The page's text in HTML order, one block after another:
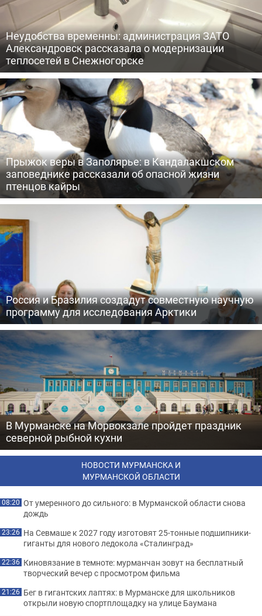
Неудобства временны: администрация ЗАТО
Александровск рассказала о модернизации
теплосетей в Снежногорске
Прыжок веры в Заполярье: в Кандалакшском
заповеднике рассказали об опасной жизни
птенцов кайры
Россия и Бразилия создадут совместную научную
программу для исследования Арктики
В Мурманске на Морвокзале пройдет праздник
северной рыбной кухни
НОВОСТИ МУРМАНСКА И
МУРМАНСКОЙ ОБЛАСТИ
08:20 От умеренного до сильного: в Мурманской области снова
дождь
23:26 На Севмаше к 2027 году изготовят 25-тонные подшипники-
гиганты для нового ледокола «Сталинград»
22:36 Киновязание в темноте: мурманчан зовут на бесплатный
творческий вечер с просмотром фильма
21:26 Бег в гигантских лаптях: в Мурманске для школьников
открыли новую спортплощадку на улице Баумана